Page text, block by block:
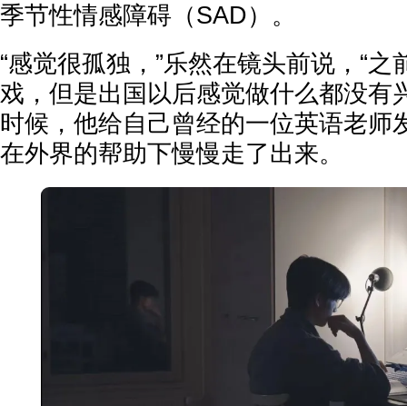
季节性情感障碍（SAD）。
“感觉很孤独，”乐然在镜头前说，“
戏，但是出国以后感觉做什么都没有
时候，他给自己曾经的一位英语老师
在外界的帮助下慢慢走了出来。